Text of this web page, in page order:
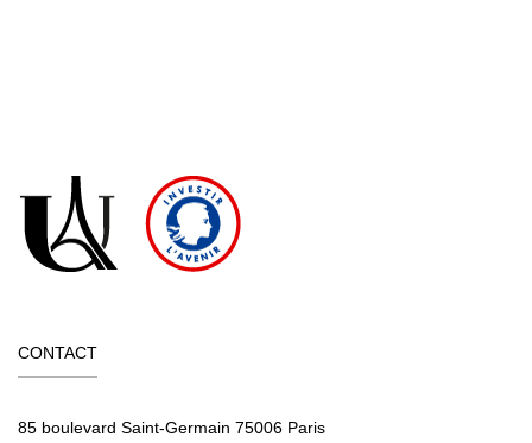
CONTACT
85 boulevard Saint-Germain 75006 Paris